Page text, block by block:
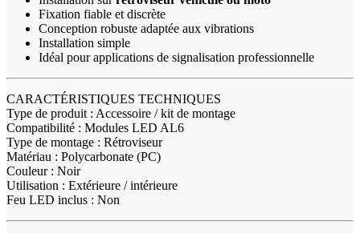
Fixation fiable et discrète
Conception robuste adaptée aux vibrations
Installation simple
Idéal pour applications de signalisation professionnelle
CARACTÉRISTIQUES TECHNIQUES
Type de produit : Accessoire / kit de montage
Compatibilité : Modules LED AL6
Type de montage : Rétroviseur
Matériau : Polycarbonate (PC)
Couleur : Noir
Utilisation : Extérieure / intérieure
Feu LED inclus : Non